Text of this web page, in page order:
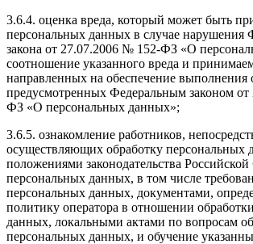
3.6.4. оценка вреда, который может быть
персональных данных в случае нарушения
закона от 27.07.2006 № 152-ФЗ «О
соотношение указанного вреда и
направленных на обеспечение выполнения
предусмотренных Федеральным законом
ФЗ «О персональных данных»;
3.6.5. ознакомление работников,
осуществляющих обработку персональных
положениями законодательства
персональных данных, в том числе
персональных данных, документами,
политику оператора в отношении
данных, локальными актами по вопросам
персональных данных, и обучение